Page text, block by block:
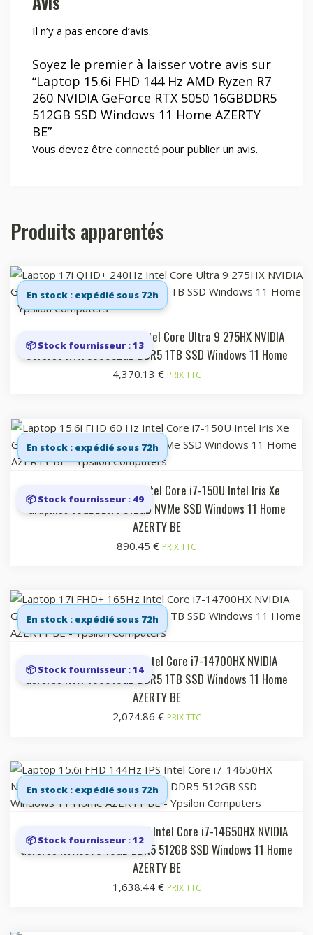
Il n’y a pas encore d’avis.
Soyez le premier à laisser votre avis sur
“Laptop 15.6i FHD 144 Hz AMD Ryzen R7
260 NVIDIA GeForce RTX 5050 16GBDDR5
512GB SSD Windows 11 Home AZERTY
BE”
Vous devez être connecté pour publier un avis.
Produits apparentés
En stock : expédié sous 72h
Laptop 17i QHD+ 240Hz Intel Core Ultra 9 275HX NVIDIA
GeForce RTX 509032GB DDR5 1TB SSD Windows 11 Home
4,370.13 € PRIX TTC
📦 Stock fournisseur : 13
En stock : expédié sous 72h
Laptop 15.6i FHD 60 Hz Intel Core i7-150U Intel Iris Xe
Graphics 16GBDDR4 512GB NVMe SSD Windows 11 Home
AZERTY BE
890.45 € PRIX TTC
📦 Stock fournisseur : 49
En stock : expédié sous 72h
Laptop 17i FHD+ 165Hz Intel Core i7-14700HX NVIDIA
GeForce RTX 406016GB DDR5 1TB SSD Windows 11 Home
AZERTY BE
2,074.86 € PRIX TTC
📦 Stock fournisseur : 14
En stock : expédié sous 72h
Laptop 15.6i FHD 144Hz IPS Intel Core i7-14650HX NVIDIA
GeForce RTX5070 16GB DDR5 512GB SSD Windows 11 Home
AZERTY BE
1,638.44 € PRIX TTC
📦 Stock fournisseur : 12